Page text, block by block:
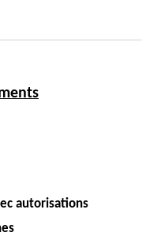
autorisations